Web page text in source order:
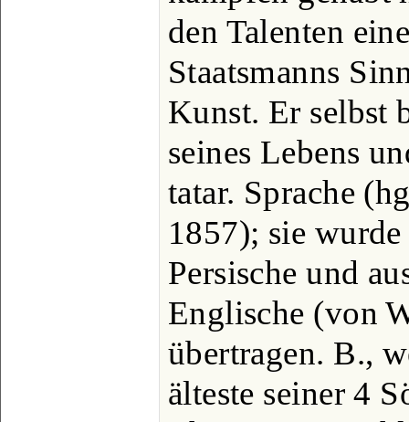
den Talenten
Staatsmanns
Kunst. Er selbst
seines Lebens
tatar. Sprache
1857); sie
Persische und
Englische (von
übertragen. B.,
älteste seiner 4